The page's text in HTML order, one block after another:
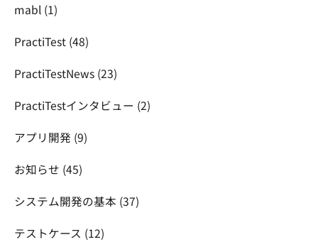
mabl (1)
PractiTest (48)
PractiTestNews (23)
PractiTestインタビュー (2)
アプリ開発 (9)
お知らせ (45)
システム開発の基本 (37)
テストケース (12)